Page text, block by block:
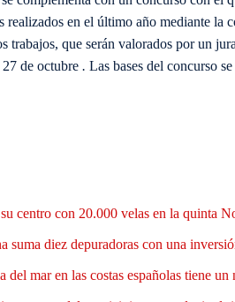
realizados en el último año mediante la
trabajos, que serán valorados por un
27 de octubre . Las bases del concurso
centro con 20.000 velas en la quinta
suma diez depuradoras con una
del mar en las costas españolas tiene